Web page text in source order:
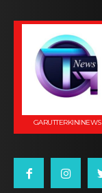
GARUTTERKININEWS